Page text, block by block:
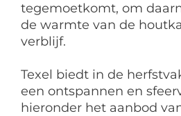
tegemoetkomt, om
de warmte van de
verblijf.
Texel biedt in de
een ontspannen en
hieronder het aanbod